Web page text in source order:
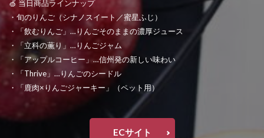
🍏 当日商品ラインナップ
・旬のりんご（シナノスイート／蜜星ふじ）
・「飲むりんご」…りんごそのままの濃厚ジュース
・「立科の薫り」…りんごジャム
・「アップルコーヒー」…信州発の新しい味わい
・「Thrive」…りんごのシードル
・「鹿肉×りんごジャーキー」（ペット用）
ECサイト